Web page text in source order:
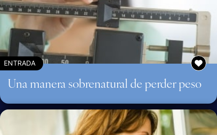
ENTRADA
Una manera sobrenatural de perder peso